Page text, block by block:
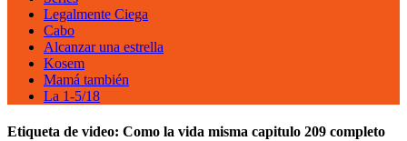
Legalmente Ciega
Cabo
Alcanzar una estrella
Kosem
Mamá también
La 1-5/18
Etiqueta de video: Como la vida misma capitulo 209 completo